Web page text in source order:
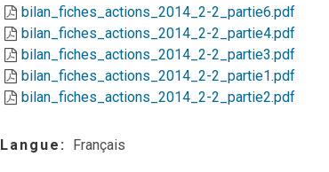
bilan_fiches_actions_2014_2-2_partie6.pdf
bilan_fiches_actions_2014_2-2_partie4.pdf
bilan_fiches_actions_2014_2-2_partie3.pdf
bilan_fiches_actions_2014_2-2_partie1.pdf
bilan_fiches_actions_2014_2-2_partie2.pdf
Langue Français